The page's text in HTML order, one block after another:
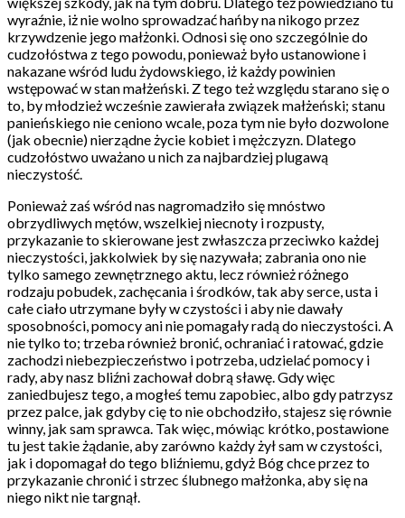
wyraźnie, iż nie wolno sprowadzać hańby na nikogo przez
krzywdzenie jego małżonki. Odnosi się ono szczególnie do
cudzołóstwa z tego powodu, ponieważ było ustanowione i
nakazane wśród ludu żydowskiego, iż każdy powinien
wstępować w stan małżeński. Z tego też względu starano się o
to, by młodzież wcześnie zawierała związek małżeński; stanu
panieńskiego nie ceniono wcale, poza tym nie było dozwolone
(jak obecnie) nierządne życie kobiet i mężczyzn. Dlatego
cudzołóstwo uważano u nich za najbardziej plugawą
nieczystość.
Ponieważ zaś wśród nas nagromadziło się mnóstwo
obrzydliwych mętów, wszelkiej niecnoty i rozpusty,
przykazanie to skierowane jest zwłaszcza przeciwko każdej
nieczystości, jakkolwiek by się nazywała; zabrania ono nie
tylko samego zewnętrznego aktu, lecz również różnego
rodzaju pobudek, zachęcania i środków, tak aby serce, usta i
całe ciało utrzymane były w czystości i aby nie dawały
sposobności, pomocy ani nie pomagały radą do nieczystości. A
nie tylko to; trzeba również bronić, ochraniać i ratować, gdzie
zachodzi niebezpieczeństwo i potrzeba, udzielać pomocy i
rady, aby nasz bliźni zachował dobrą sławę. Gdy więc
zaniedbujesz tego, a mogłeś temu zapobiec, albo gdy patrzysz
przez palce, jak gdyby cię to nie obchodziło, stajesz się równie
winny, jak sam sprawca. Tak więc, mówiąc krótko, postawione
tu jest takie żądanie, aby zarówno każdy żył sam w czystości,
jak i dopomagał do tego bliźniemu, gdyż Bóg chce przez to
przykazanie chronić i strzec ślubnego małżonka, aby się na
niego nikt nie targnął.